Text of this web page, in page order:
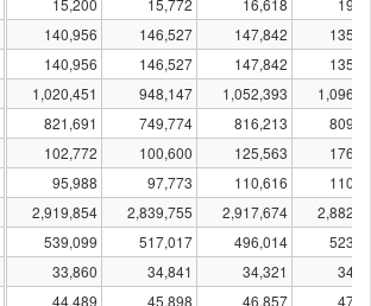
15,200
15,772 16,618
140,956
146,527 147,842
140,956
146,527 147,842
1,020,451
948,147 1,052,393
821,691
749,774 816,213
102,772
100,600 125,563
95,988
97,773 110,616
2,919,854
2,839,755 2,917,674
539,099
517,017 496,014
33,860
34,841 34,321
44,489
45,898 46,857